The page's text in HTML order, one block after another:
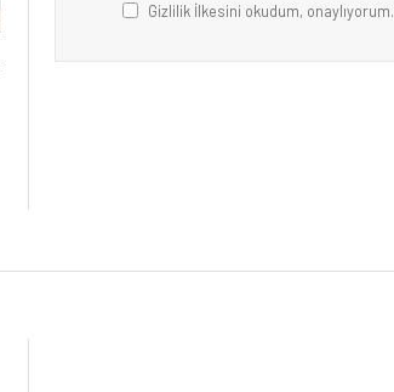
Gizlilik İlkesini okudum, onaylıyorum.